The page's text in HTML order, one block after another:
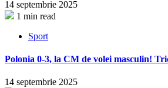
14 septembrie 2025
1 min read
Sport
Polonia 0-3, la CM de volei masculin!
14 septembrie 2025